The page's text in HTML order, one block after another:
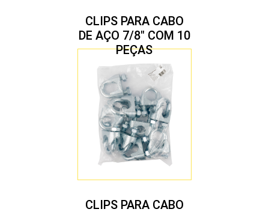
CLIPS PARA CABO
DE AÇO 7/8″ COM 10
PEÇAS
CLIPS PARA CABO